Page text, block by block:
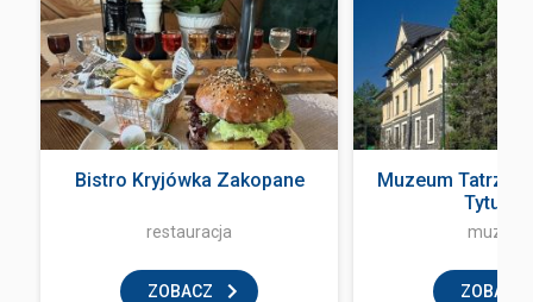
Bistro Kryjówka Zakopane
restauracja
ZOBACZ
Muzeum
Tytusa
ZOBACZ